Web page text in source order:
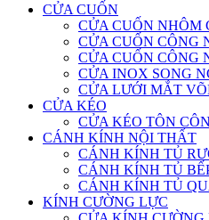
CỬA CUỐN
CỬA CUỐN NHÔM
CỬA CUỐN CÔNG
CỬA CUỐN CÔNG
CỬA INOX SONG
CỬA LƯỚI MẮT
CỬA KÉO
CỬA KÉO TÔN
CÁNH KÍNH NỘI THẤT
CÁNH KÍNH TỦ
CÁNH KÍNH TỦ
CÁNH KÍNH TỦ
KÍNH CƯỜNG LỰC